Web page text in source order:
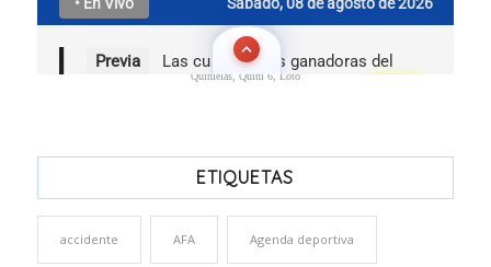
Quinielas, Quini 6, Loto
ETIQUETAS
accidente AFA Agenda deportiva